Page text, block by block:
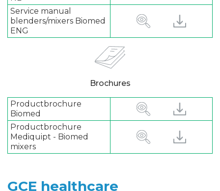
Service manual
blenders/mixers Biomed
ENG
Brochures
Productbrochure
Biomed
Productbrochure
Mediquipt - Biomed
mixers
GCE healthcare